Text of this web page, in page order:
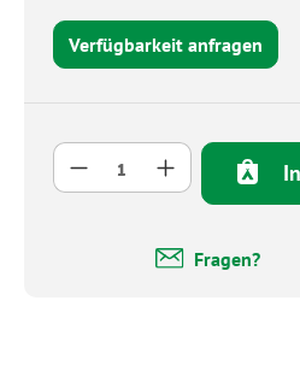
Verfügbarkeit anfragen
Produkt Anzahl: Gib
Fragen?